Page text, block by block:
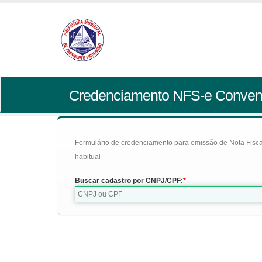
Credenciamento NFS-e
Formulário de credenciamento para emissão de Nota
habitual
Buscar cadastro por CNPJ/CPF: